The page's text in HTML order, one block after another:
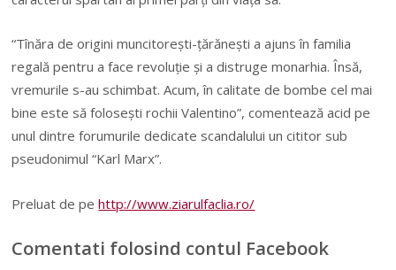
“Tînăra de origini muncitoreşti-ţărăneşti a ajuns în familia
regală pentru a face revoluţie şi a distruge monarhia. Însă,
vremurile s-au schimbat. Acum, în calitate de bombe cel mai
bine este să foloseşti rochii Valentino”, comentează acid pe
unul dintre forumurile dedicate scandalului un cititor sub
pseudonimul “Karl Marx”.
Preluat de pehttp://www.ziarulfaclia.ro/
Comentati folosind contul Facebook